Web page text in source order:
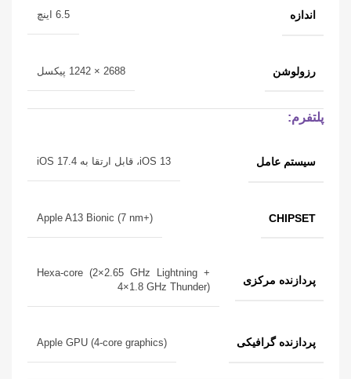
اندازه 6.5 اینچ
رزولوشن 2688 × 1242 پیکسل
پلتفرم:
سیستم عامل iOS 13، قابل ارتقا به iOS 17.4
CHIPSET
Apple A13 Bionic (7 nm+)
پردازنده‌ مرکزی
Hexa-core (2×2.65 GHz Lightning +
4×1.8 GHz Thunder)
پردازنده‌ گرافیکی Apple GPU (4-core graphics)